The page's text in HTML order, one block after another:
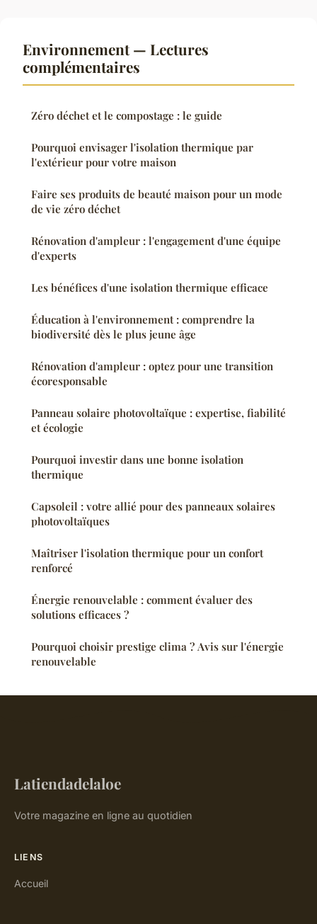
Environnement — Lectures
complémentaires
Zéro déchet et le compostage : le guide
Pourquoi envisager l'isolation thermique par
l'extérieur pour votre maison
Faire ses produits de beauté maison pour un mode
de vie zéro déchet
Rénovation d'ampleur : l'engagement d'une équipe
d'experts
Les bénéfices d'une isolation thermique efficace
Éducation à l'environnement : comprendre la
biodiversité dès le plus jeune âge
Rénovation d'ampleur : optez pour une transition
écoresponsable
Panneau solaire photovoltaïque : expertise, fiabilité
et écologie
Pourquoi investir dans une bonne isolation
thermique
Capsoleil : votre allié pour des panneaux solaires
photovoltaïques
Maîtriser l'isolation thermique pour un confort
renforcé
Énergie renouvelable : comment évaluer des
solutions efficaces ?
Pourquoi choisir prestige clima ? Avis sur l'énergie
renouvelable
Latiendadelaloe
Votre magazine en ligne au quotidien
LIENS
Accueil